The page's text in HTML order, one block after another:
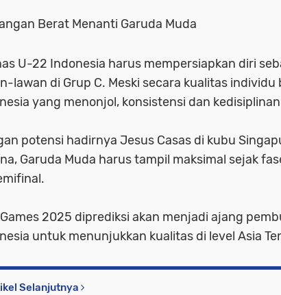
Berat Menanti Garuda Muda
U-22 Indonesia harus mempersiapkan diri
lawan di Grup C. Meski secara kualitas
yang menonjol, konsistensi dan
potensi hadirnya Jesus Casas di kubu
Garuda Muda harus tampil maksimal sejak
Games 2025 diprediksi akan menjadi ajang
untuk menunjukkan kualitas di level Asia
Selanjutnya